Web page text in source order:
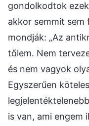
gondolkodtok
akkor semmit sem
mondják: „Az
tőlem. Nem
és nem vagyok
Egyszerűen
is van, ami engem